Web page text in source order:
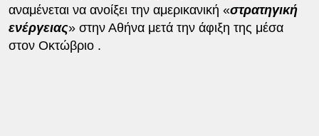
αναμένεται να ανοίξει την αμερικανική «στρατηγική
ενέργειας» στην Αθήνα μετά την άφιξη της μέσα
στον Οκτώβριο .